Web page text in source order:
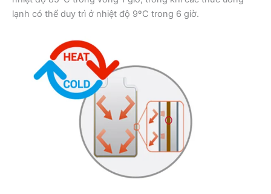
lạnh có thể duy trì ở nhiệt độ 9ºC trong 6 giờ.